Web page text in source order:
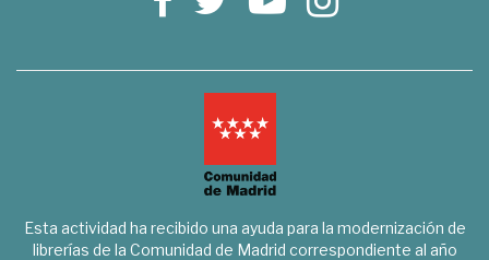
Esta actividad ha recibido una ayuda para la modernización de
librerías de la Comunidad de Madrid correspondiente al año